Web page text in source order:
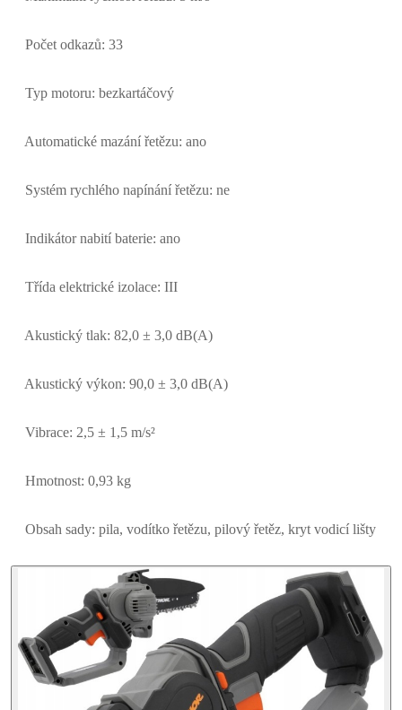
Počet odkazů: 33
Typ motoru: bezkartáčový
Automatické mazání řetězu: ano
Systém rychlého napínání řetězu: ne
Indikátor nabití baterie: ano
Třída elektrické izolace: III
Akustický tlak: 82,0 ± 3,0 dB(A)
Akustický výkon: 90,0 ± 3,0 dB(A)
Vibrace: 2,5 ± 1,5 m/s²
Hmotnost: 0,93 kg
Obsah sady: pila, vodítko řetězu, pilový řetěz, kryt vodicí lišty